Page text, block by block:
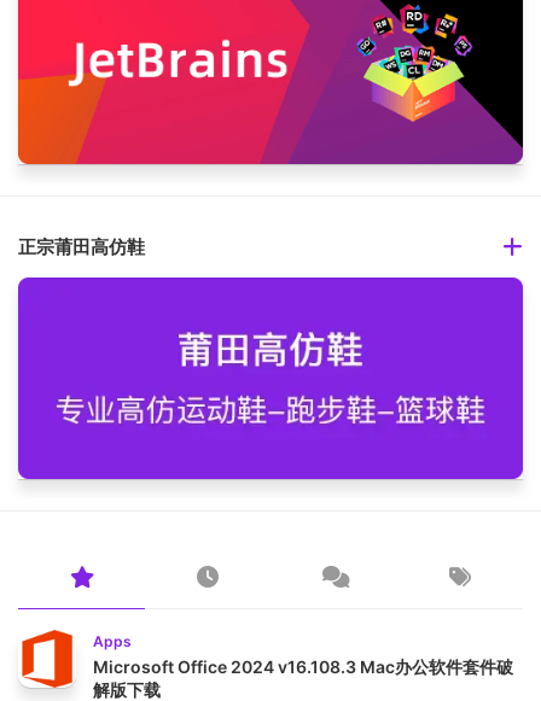
正宗莆田高仿鞋
Apps
Microsoft Office 2024 v16.108.3 Mac办公软件套件破
解版下载